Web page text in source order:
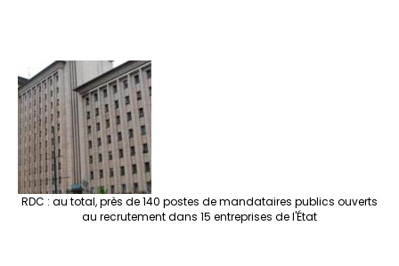
RDC : au total, près de 140 postes de mandataires publics ouverts
au recrutement dans 15 entreprises de l'État